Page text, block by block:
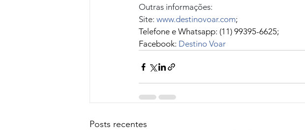
Outras informações:
Site: www.destinovoar.com;
Telefone e Whatsapp: (11) 99395-6625;
Facebook: Destino Voar
Posts recentes